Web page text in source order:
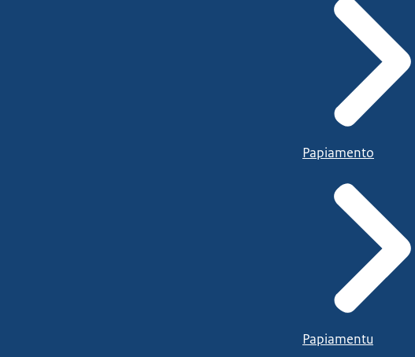
Papiamento
Papiamentu